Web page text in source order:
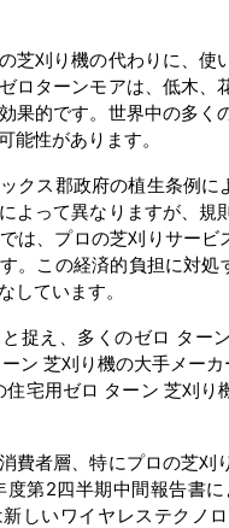
芝刈り機の代わりに、
ロターンモアは、低木
果的です。世界中の多
能性があります。
クス郡政府の植生条例
よって異なりますが、
は、プロの芝刈りサー
。この経済的負担に対
しています。
捉え、多くのゼロ ター
ン 芝刈り機の大手メー
宅用ゼロ ターン 芝刈
費者層、特にプロの芝
第2四半期中間報告書
しいワイヤレステクノ